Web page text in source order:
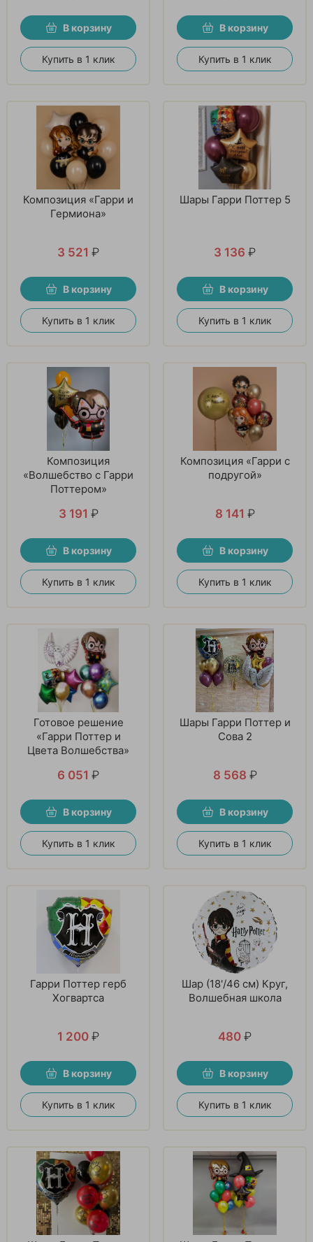
В корзину
Купить в 1 клик
В корзину
Купить в 1 клик
Композиция «Гарри и
Гермиона»
3 521 ₽
В корзину
Купить в 1 клик
Шары Гарри Поттер 5
3 136 ₽
В корзину
Купить в 1 клик
Композиция
«Волшебство с Гарри
Поттером»
3 191 ₽
В корзину
Купить в 1 клик
Композиция «Гарри с
подругой»
8 141 ₽
В корзину
Купить в 1 клик
Готовое решение
«Гарри Поттер и
Цвета Волшебства»
6 051 ₽
В корзину
Купить в 1 клик
Шары Гарри Поттер и
Сова 2
8 568 ₽
В корзину
Купить в 1 клик
Гарри Поттер герб
Хогвартса
1 200 ₽
В корзину
Купить в 1 клик
Шар (18'/46 см) Круг,
Волшебная школа
480 ₽
В корзину
Купить в 1 клик